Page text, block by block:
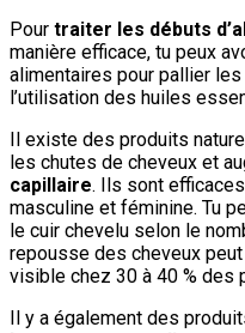
Pour traiter les débuts
manière efficace, tu peux
alimentaires pour pallier
l’utilisation des huiles
Il existe des produits
les chutes de cheveux et
capillaire. Ils sont
masculine et féminine. Tu
le cuir chevelu selon le
repousse des cheveux
visible chez 30 à 40 % des
Il y a également des